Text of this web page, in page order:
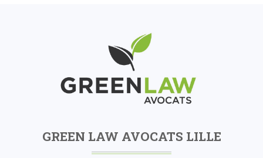
GREEN LAW AVOCATS LILLE